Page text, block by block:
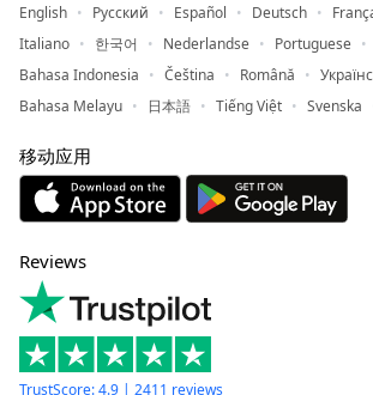
English Русский Español Deutsch
Italiano
한국어 Nederlandse Portuguese
Bahasa Indonesia
Čeština Română
Bahasa Melayu
日本語 Tiếng Việt Svenska
移动应用
Reviews
TrustScore: 4.9 | 2411 reviews